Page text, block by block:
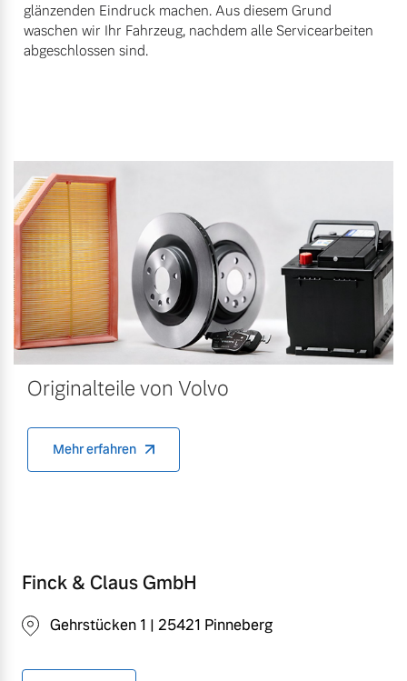
glänzenden Eindruck machen. Aus diesem Grund
waschen wir Ihr Fahrzeug, nachdem alle Servicearbeiten
abgeschlossen sind.
Originalteile von Volvo
Mehr erfahren
Finck & Claus GmbH
Gehrstücken 1 | 25421 Pinneberg